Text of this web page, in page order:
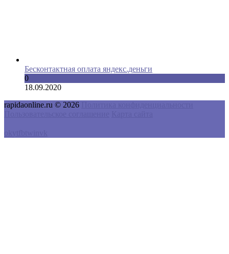
Бесконтактная оплата яндекс.деньги
0
18.09.2020
rapidaonline.ru © 2026